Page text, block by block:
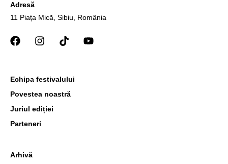
Adresă
11 Piața Mică, Sibiu, România
Arhivă
Echipa festivalului
Povestea noastră
Juriul ediției
Parteneri